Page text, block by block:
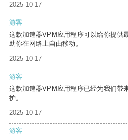
2025-10-17
游客
这款加速器VPM应用程序可以给你提供
助你在网络上自由移动。
2025-10-17
游客
这款加速器VPM应用程序已经为我们带
护。
2025-10-17
游客